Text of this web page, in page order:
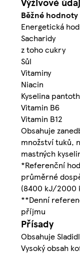
Běžné hodnoty
Energetická
Sacharidy
z toho cukry
Sůl
Vitaminy
Niacin
Kyselina
Vitamin B6
Vitamin B12
Obsahuje
množství tuků,
mastných
*Referenční
průměrné
(8400 kJ/2000
**Denní
příjmu
Přísady
Obsahuje
Vysoký obsah